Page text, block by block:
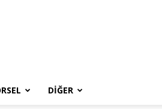
DIĞER